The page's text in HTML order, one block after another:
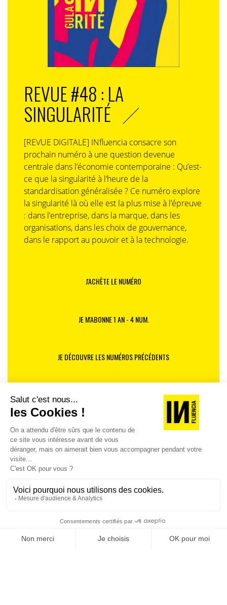
REVUE #48 : LA
SINGULARITÉ
[REVUE DIGITALE] INfluencia consacre son
prochain numéro à une question devenue
centrale dans l’économie contemporaine : Qu’est-
ce que la singularité à l’heure de la
standardisation généralisée ? Ce numéro explore
la singularité là où elle est la plus mise à l’épreuve
: dans l’entreprise, dans la marque, dans les
organisations, dans les choix de gouvernance,
dans le rapport au pouvoir et à la technologie.
J'ACHÈTE LE NUMÉRO
JE M'ABONNE 1 AN - 4 NUM.
JE DÉCOUVRE LES NUMÉROS PRÉCÉDENTS